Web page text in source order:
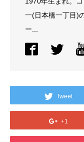
一(日本橋一丁目)
ー...
Tweet
+1